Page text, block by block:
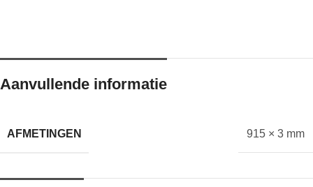
Aanvullende informatie
AFMETINGEN 915 × 3 mm